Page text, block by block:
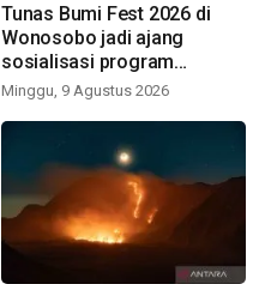
Tunas Bumi Fest 2026 di
Wonosobo jadi ajang
sosialisasi program
pemerintah lewat balon
Minggu, 9 Agustus 2026